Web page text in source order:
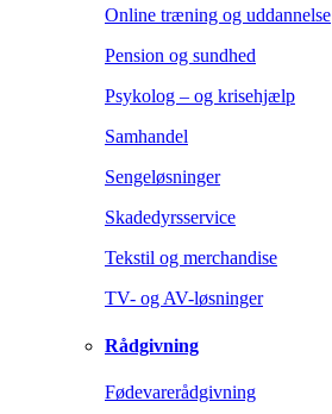
Online træning og uddannelse
Pension og sundhed
Psykolog – og krisehjælp
Samhandel
Sengeløsninger
Skadedyrsservice
Tekstil og merchandise
TV- og AV-løsninger
Rådgivning
Fødevarerådgivning